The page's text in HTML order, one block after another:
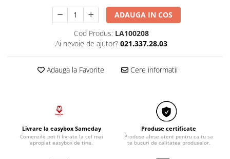
Razatoare electrice
Roboti de bucatarie
Ingrijire locuinta
Aspiratoare
Tehnica de birou
Laminatoare si accesorii
ADAUGA IN COS
Cod Produs: LA100208
Ai nevoie de ajutor? 021.337.28.03
Adauga la Favorite Cere informatii
Livrare la easybox Sameday
Comenzile pot fi livrate la cel mai
apropiat easybox de tine.
Produse certificate
Produse alese atent pentru ca tu sa
te bucuri de calitatea produselor.